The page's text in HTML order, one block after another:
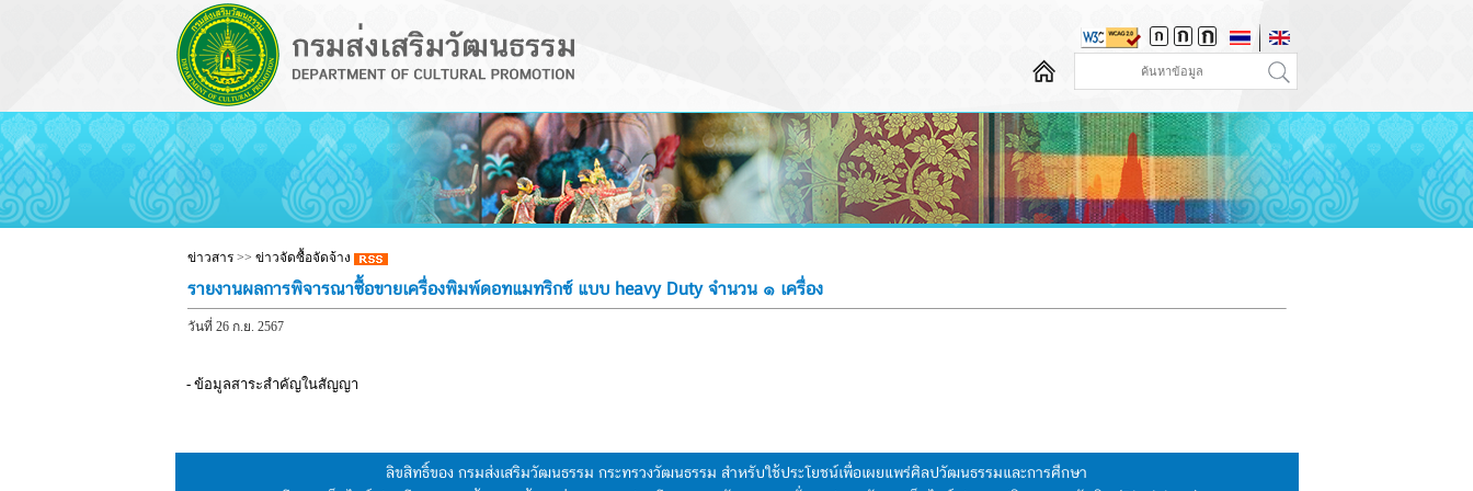
ข่าวสาร >> ข่าวจัดซื้อจัดจ้าง
รายงานผลการพิจารณาซื้อขายเครื่องพิมพ์ดอทแมทริกซ์ แบบ heavy Duty จำนวน ๑ เครื่อง
วันที่ 26 ก.ย. 2567
- ข้อมูลสาระสำคัญในสัญญา
ลิขสิทธิ์ของ กรมส่งเสริมวัฒนธรรม กระทรวงวัฒนธรรม สำหรับใช้ประโยชน์เพื่อเผยแพร่ศิลปวัฒนธรรมและการศึกษา